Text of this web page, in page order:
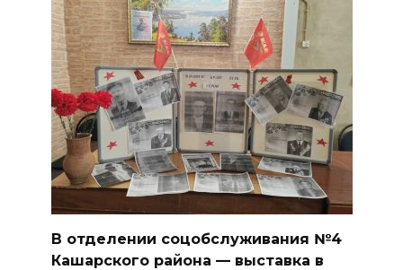
В отделении соцобслуживания №4
Кашарского района — выставка в